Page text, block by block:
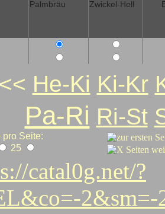
Palmbräu Zwickel-Hell
<< He-Ki Ki-Kr
Pa-Ri Ri-St
Seite:
25
catal0g.net/?